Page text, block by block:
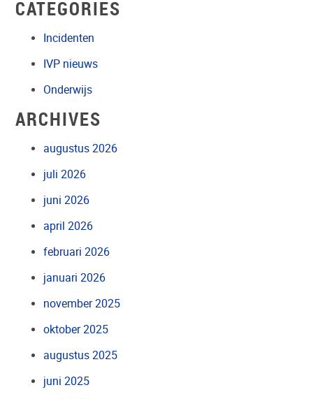
CATEGORIES
Incidenten
IVP nieuws
Onderwijs
ARCHIVES
augustus 2026
juli 2026
juni 2026
april 2026
februari 2026
januari 2026
november 2025
oktober 2025
augustus 2025
juni 2025